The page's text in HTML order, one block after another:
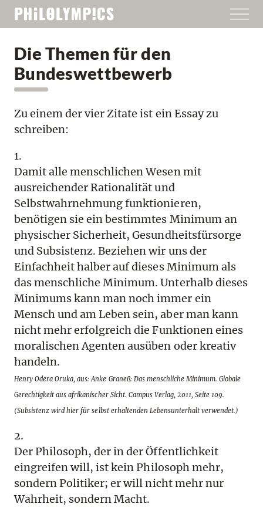
Die Themen für den
Bundeswettbewerb
Zu einem der vier Zitate ist ein Essay zu
schreiben:
1.
Damit alle menschlichen Wesen mit
ausreichender Rationalität und
Selbstwahrnehmung funktionieren,
benötigen sie ein bestimmtes Minimum an
physischer Sicherheit, Gesundheitsfürsorge
und Subsistenz. Beziehen wir uns der
Einfachheit halber auf dieses Minimum als
das menschliche Minimum. Unterhalb dieses
Minimums kann man noch immer ein
Mensch und am Leben sein, aber man kann
nicht mehr erfolgreich die Funktionen eines
moralischen Agenten ausüben oder kreativ
handeln.
Henry Odera Oruka, aus: Anke Graneß: Das menschliche Minimum. Globale
Gerechtigkeit aus afrikanischer Sicht. Campus Verlag, 2011, Seite 109.
(Subsistenz wird hier für selbst erhaltenden Lebensunterhalt verwendet.)
2.
Der Philosoph, der in der Öffentlichkeit
eingreifen will, ist kein Philosoph mehr,
sondern Politiker; er will nicht mehr nur
Wahrheit, sondern Macht.